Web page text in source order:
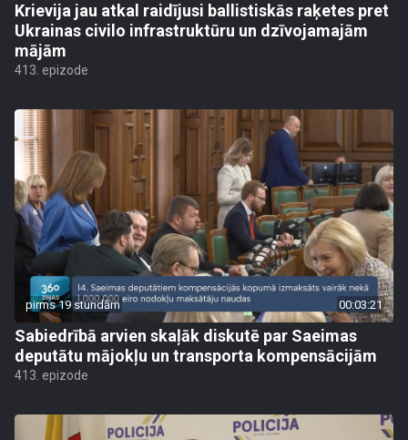
Krievija jau atkal raidījusi ballistiskās raķetes pret
Ukrainas civilo infrastruktūru un dzīvojamajām
mājām
413. epizode
pirms 19 stundām 00:03:21
Sabiedrībā arvien skaļāk diskutē par Saeimas
deputātu mājokļu un transporta kompensācijām
413. epizode